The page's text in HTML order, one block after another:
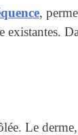
,
Le